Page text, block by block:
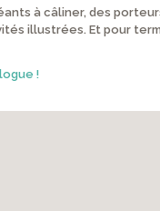
à câliner, des
illustrées. Et pour
!